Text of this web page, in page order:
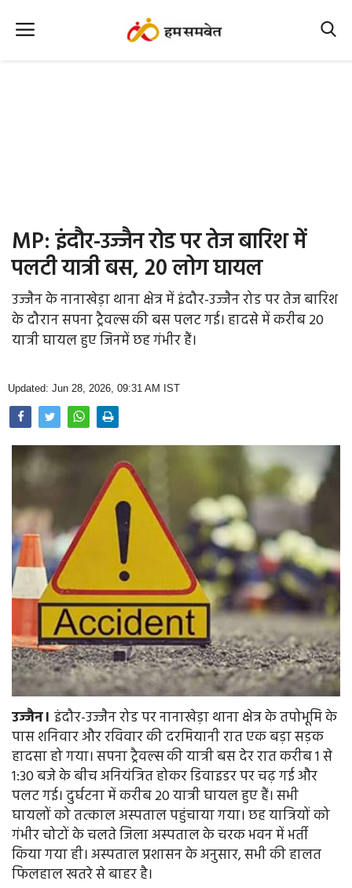
Office Office
Farm & Food
Health & Lifestyle
MP: इंदौर-उज्जैन रोड पर तेज बारिश में
पलटी यात्री बस, 20 लोग घायल
उज्जैन के नानाखेड़ा थाना क्षेत्र में इंदौर-उज्जैन रोड पर तेज बारिश
के दौरान सपना ट्रैवल्स की बस पलट गई। हादसे में करीब 20
यात्री घायल हुए जिनमें छह गंभीर हैं।
Updated: Jun 28, 2026, 09:31 AM IST
उज्जैन। इंदौर-उज्जैन रोड पर नानाखेड़ा थाना क्षेत्र के तपोभूमि के
पास शनिवार और रविवार की दरमियानी रात एक बड़ा सड़क
हादसा हो गया। सपना ट्रैवल्स की यात्री बस देर रात करीब 1 से
1:30 बजे के बीच अनियंत्रित होकर डिवाइडर पर चढ़ गई और
पलट गई। दुर्घटना में करीब 20 यात्री घायल हुए हैं। सभी
घायलों को तत्काल अस्पताल पहुंचाया गया। छह यात्रियों को
गंभीर चोटों के चलते जिला अस्पताल के चरक भवन में भर्ती
किया गया ही। अस्पताल प्रशासन के अनुसार, सभी की हालत
फिलहाल खतरे से बाहर है।